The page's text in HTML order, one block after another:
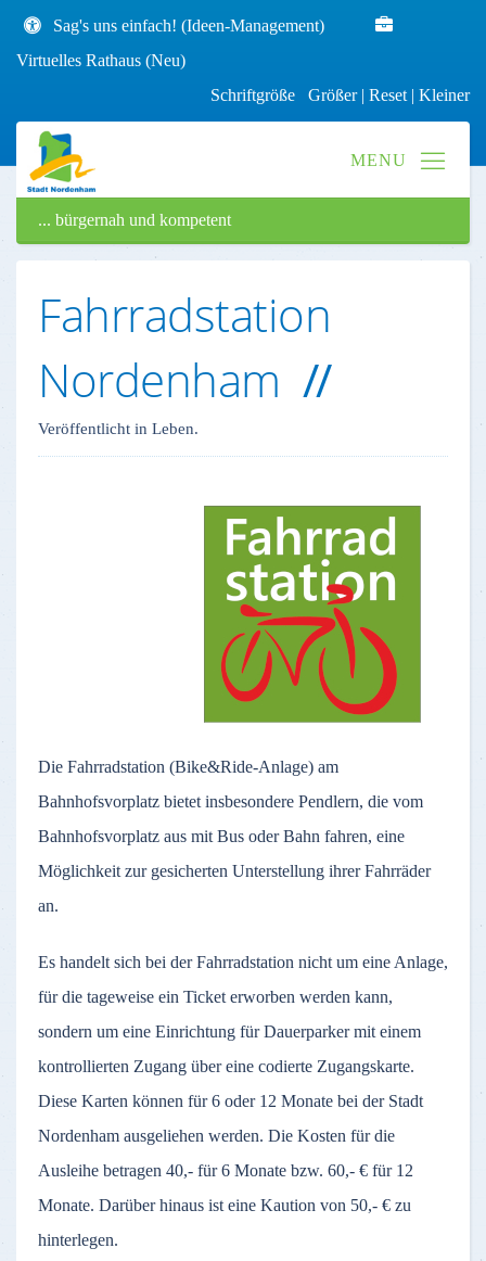
Sag's uns einfach! (Ideen-Management)
Virtuelles Rathaus (Neu)
Schriftgröße Größer| Reset | Kleiner
... bürgernah und kompetent
Fahrradstation
Nordenham
Veröffentlicht in Leben.
Die Fahrradstation (Bike&Ride-Anlage) am
Bahnhofsvorplatz bietet insbesondere Pendlern, die vom
Bahnhofsvorplatz aus mit Bus oder Bahn fahren, eine
Möglichkeit zur gesicherten Unterstellung ihrer Fahrräder
an.
Es handelt sich bei der Fahrradstation nicht um eine Anlage,
für die tageweise ein Ticket erworben werden kann,
sondern um eine Einrichtung für Dauerparker mit einem
kontrollierten Zugang über eine codierte Zugangskarte.
Diese Karten können für 6 oder 12 Monate bei der Stadt
Nordenham ausgeliehen werden. Die Kosten für die
Ausleihe betragen 40,- für 6 Monate bzw. 60,- € für 12
Monate. Darüber hinaus ist eine Kaution von 50,- € zu
hinterlegen.